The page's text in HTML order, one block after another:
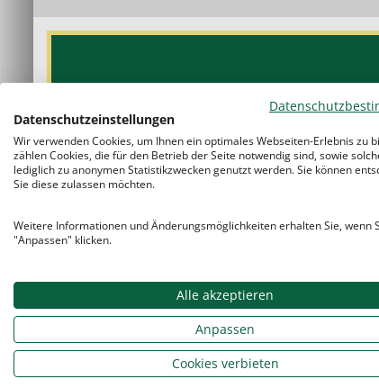
Der Studentenring begleitet Ihr Kind
Hand.
Individuelle1:1Betreuung:
qualifizierten Lehrkräfte richten
KompetenteLehrkräfte:
Schulgeschehen sind und sich in
Flexible Unterrichtszeiten:Der
wir flexible Unterrichtszeiten an,
Datenschutzeinstellungen
Wir verwenden Cookies, um Ihnen ein optimales Webseiten-Erlebnis zu
zählen Cookies, die für den Betrieb der Seite notwendig sind, sowie
lediglich zu anonymen Statistikzwecken genutzt werden. Sie können
Sie diese zulassen möchten.
Weitere Informationen und Änderungsmöglichkeiten erhalten Sie, wenn
"Anpassen" klicken.
Alle akzeptieren
Anpassen
Cookies verbieten